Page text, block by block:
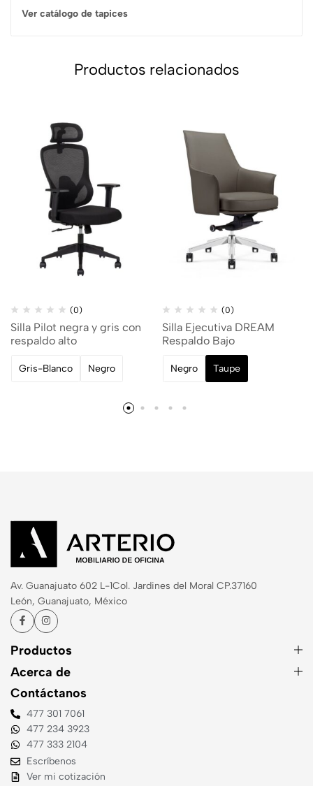
Ver catálogo de tapices
Productos relacionados
(0)
Silla Pilot negra y gris con
respaldo alto
Gris-Blanco Negro
(0)
Silla Ejecutiva DREAM
Respaldo Bajo
Negro Taupe
Av. Guanajuato 602 L-1Col. Jardines del Moral CP.37160
León, Guanajuato, México
Productos
Acerca de
Contáctanos
477 301 7061
477 234 3923
477 333 2104
Escríbenos
Ver mi cotización